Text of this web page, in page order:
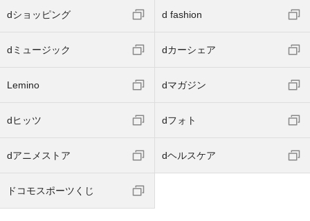
dショッピング d fashion
dミュージック dカーシェア
Lemino dマガジン
dヒッツ dフォト
dアニメストア dヘルスケア
ドコモスポーツくじ